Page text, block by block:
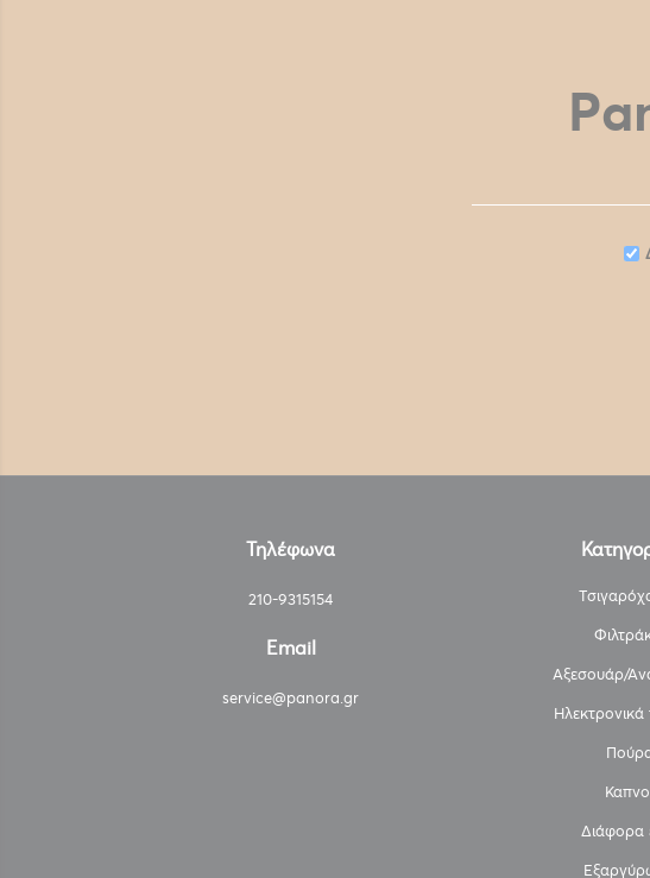
Τηλέφωνα
210-9315154
Email
service@panora.gr
Αξεσουάρ/
Ηλεκτρονικά
Διάφορα